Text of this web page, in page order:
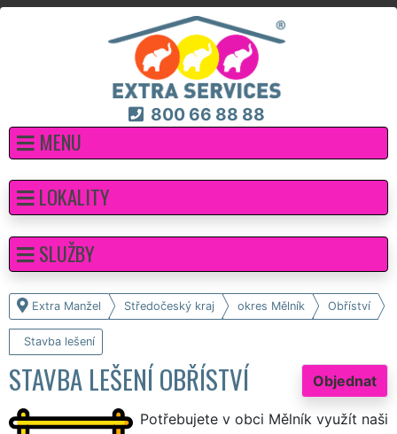
800 66 88 88
MENU
Extra Manžel Středočeský kraj okres Mělník Obříství
Stavba lešení
Objednat
STAVBA LEŠENÍ OBŘÍSTVÍ
Potřebujete v obci Mělník využít naši
LOKALITY
SLUŽBY